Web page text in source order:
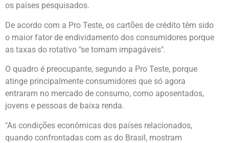
os países pesquisados.
De acordo com a Pro Teste, os cartões de crédito têm sido
o maior fator de endividamento dos consumidores porque
as taxas do rotativo "se tornam impagáveis".
O quadro é preocupante, segundo a Pro Teste, porque
atinge principalmente consumidores que só agora
entraram no mercado de consumo, como aposentados,
jovens e pessoas de baixa renda.
"As condições econômicas dos países relacionados,
quando confrontadas com as do Brasil, mostram